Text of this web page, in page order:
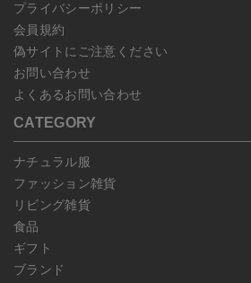
プライバシーポリシー
会員規約
偽サイトにご注意ください
お問い合わせ
よくあるお問い合わせ
CATEGORY
ナチュラル服
ファッション雑貨
リビング雑貨
食品
ギフト
ブランド